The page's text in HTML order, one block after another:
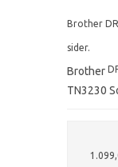
Brother
sider.
Brother
TN3230